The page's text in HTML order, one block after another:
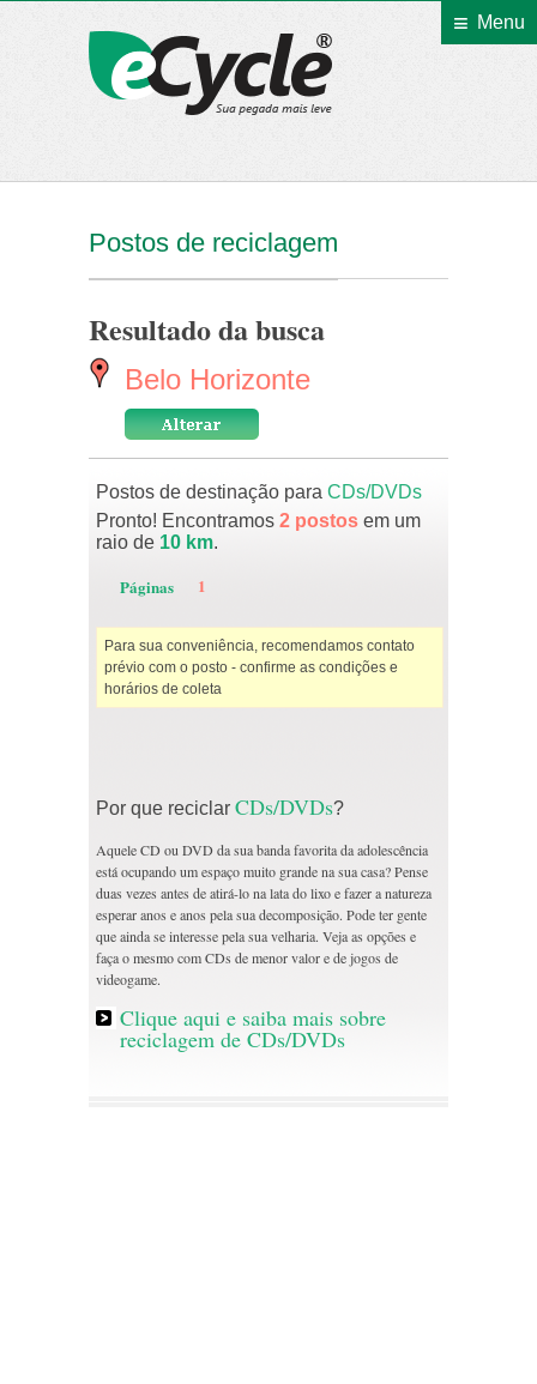
Menu
Postos de reciclagem
Resultado da busca
Belo Horizonte
Postos de destinação para CDs/DVDs
Pronto! Encontramos 2 postos em um
raio de 10 km.
Páginas 1
Para sua conveniência, recomendamos contato
prévio com o posto - confirme as condições e
horários de coleta
Por que reciclar CDs/DVDs?
Aquele CD ou DVD da sua banda favorita da adolescência
está ocupando um espaço muito grande na sua casa? Pense
duas vezes antes de atirá-lo na lata do lixo e fazer a natureza
esperar anos e anos pela sua decomposição. Pode ter gente
que ainda se interesse pela sua velharia. Veja as opções e
faça o mesmo com CDs de menor valor e de jogos de
videogame.
Clique aqui e saiba mais sobre
reciclagem de CDs/DVDs